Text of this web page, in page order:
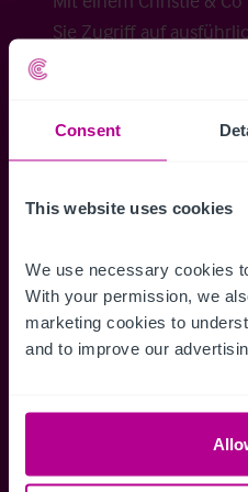
Consent
This website uses cookies
We use necessary cookies
With your permission, we
marketing cookies to
and to improve our
Sie Zugriff auf
Suchkriterien zu
Benachrichtigungen für
Zugriff auf alle
Informationen
Verkaufsmandate -